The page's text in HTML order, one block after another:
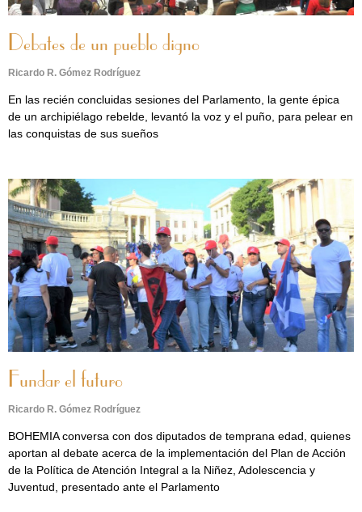
Debates de un pueblo digno
Ricardo R. Gómez Rodríguez
En las recién concluidas sesiones del Parlamento, la gente épica
de un archipiélago rebelde, levantó la voz y el puño, para pelear en
las conquistas de sus sueños
Fundar el futuro
Ricardo R. Gómez Rodríguez
BOHEMIA conversa con dos diputados de temprana edad, quienes
aportan al debate acerca de la implementación del Plan de Acción
de la Política de Atención Integral a la Niñez, Adolescencia y
Juventud, presentado ante el Parlamento